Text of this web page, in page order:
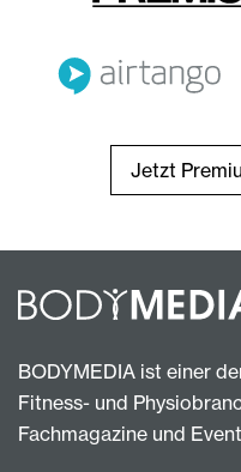
Jetzt
BODYMEDIA ist einer
Fitness- und
Fachmagazine und